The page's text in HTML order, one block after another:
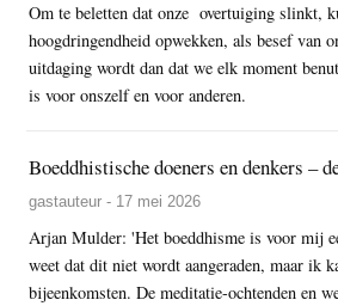
Om te beletten dat onze overtuiging slinkt,
hoogdringendheid opwekken, als besef van
uitdaging wordt dan dat we elk moment
is voor onszelf en voor anderen.
Boeddhistische doeners en denkers –
gastauteur - 17 mei 2026
Arjan Mulder: 'Het boeddhisme is voor mij
weet dat dit niet wordt aangeraden, maar ik
bijeenkomsten. De meditatie-ochtenden en